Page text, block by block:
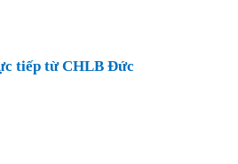
tiếp từ CHLB Đức